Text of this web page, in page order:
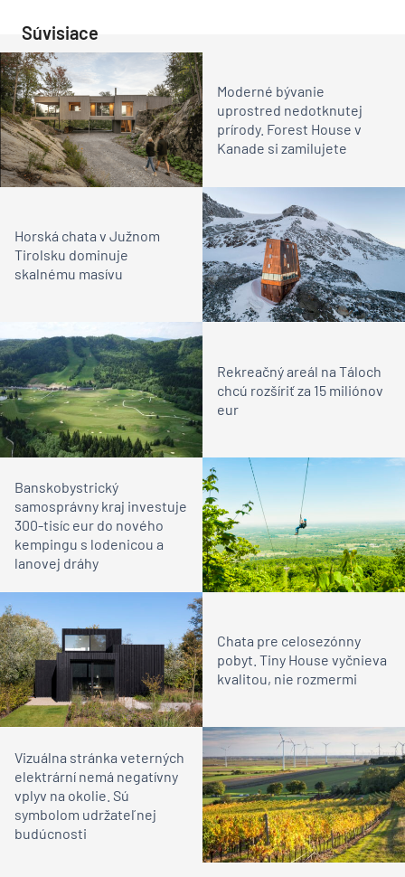
Súvisiace
Moderné bývanie
uprostred nedotknutej
prírody. Forest House v
Kanade si zamilujete
Horská chata v Južnom
Tirolsku dominuje
skalnému masívu
Rekreačný areál na Táloch
chcú rozšíriť za 15 miliónov
eur
Banskobystrický
samosprávny kraj investuje
300-tisíc eur do nového
kempingu s lodenicou a
lanovej dráhy
Chata pre celosezónny
pobyt. Tiny House vyčnieva
kvalitou, nie rozmermi
Vizuálna stránka veterných
elektrární nemá negatívny
vplyv na okolie. Sú
symbolom udržateľnej
budúcnosti